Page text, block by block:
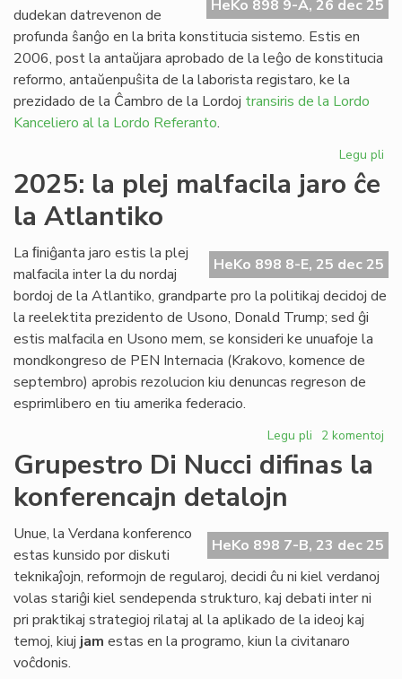
HeKo 898 9-A, 26 dec 25
dudekan datrevenon de
profunda ŝanĝo en la brita konstitucia sistemo. Estis en
2006, post la antaŭjara aprobado de la leĝo de konstitucia
reformo, antaŭenpuŝita de la laborista registaro, ke la
prezidado de la Ĉambro de la Lordoj transiris de la Lordo
Kanceliero al la Lordo Referanto.
Legu pli
la
2025: la plej malfacila jaro ĉe
la Atlantiko
HeKo 898 8-E, 25 dec 25
La ﬁniĝanta jaro estis la plej
malfacila inter la du nordaj
bordoj de la Atlantiko, grandparte pro la politikaj decidoj de
la reelektita prezidento de Usono, Donald Trump; sed ĝi
estis malfacila en Usono mem, se konsideri ke unuafoje la
mondkongreso de PEN Internacia (Krakovo, komence de
septembro) aprobis rezolucion kiu denuncas regreson de
esprimlibero en tiu amerika federacio.
Legu pli pri
la
jaro
ĉe
la
Atlantiko
2 komentoj
Grupestro Di Nucci difinas la
konferencajn detalojn
HeKo 898 7-B, 23 dec 25
Unue, la Verdana konferenco
estas kunsido por diskuti
teknikaĵojn, reformojn de regularoj, decidi ĉu ni kiel verdanoj
volas stariĝi kiel sendependa strukturo, kaj debati inter ni
pri praktikaj strategioj rilataj al la aplikado de la ideoj kaj
temoj, kiuj jam estas en la programo, kiun la civitanaro
voĉdonis.